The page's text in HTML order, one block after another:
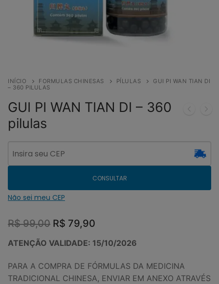
INÍCIO FORMULAS CHINESAS PÍLULAS
GUI PI WAN TIAN DI
– 360 PILULAS
GUI PI WAN TIAN DI – 360
pilulas
CONSULTAR
Não sei meu CEP
R$99,00 O
original
R$ 99,00.
R$ 79,90
atual
R$ 79,90.
ATENÇÃO VALIDADE: 15/10/2026
PARA A COMPRA DE FÓRMULAS DA MEDICINA
TRADICIONAL CHINESA, ENVIAR EM ANEXO ATRAVÉS